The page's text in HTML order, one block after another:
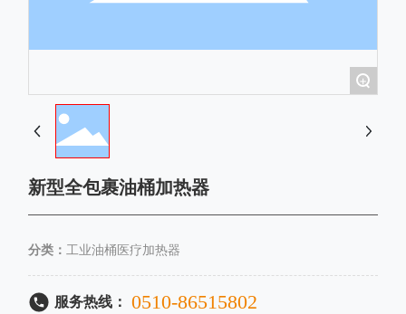
+
新型全包裹油桶加热器
分类： 工业油桶医疗加热器
服务热线： 0510-86515802